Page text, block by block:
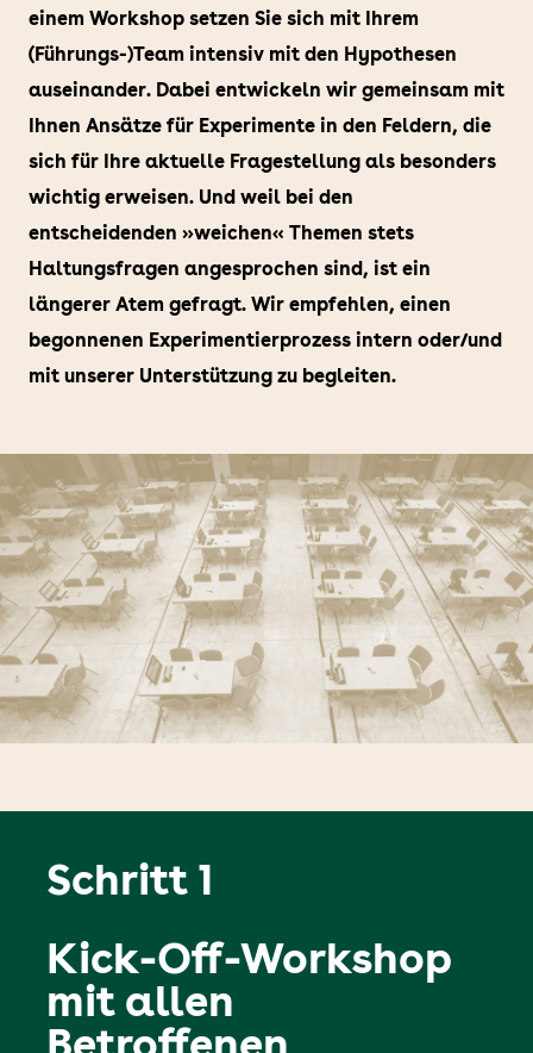
einem Workshop setzen Sie sich mit Ihrem
(Führungs-)Team intensiv mit den Hypothesen
auseinander. Dabei entwickeln wir gemeinsam mit
Ihnen Ansätze für Experimente in den Feldern, die
sich für Ihre aktuelle Fragestellung als besonders
wichtig erweisen. Und weil bei den
entscheidenden »weichen« Themen stets
Haltungsfragen angesprochen sind, ist ein
längerer Atem gefragt. Wir empfehlen, einen
begonnenen Experimentierprozess intern oder/und
mit unserer Unterstützung zu begleiten.
Schritt 2
Durchführungder
Interviews